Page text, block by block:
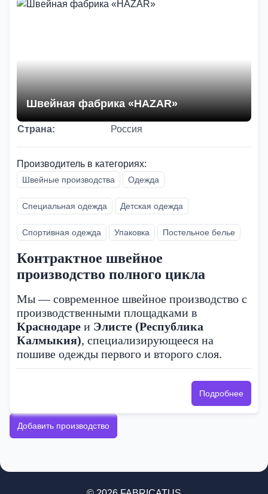
Швейная фабрика «HAZAR»
Страна: Россия
Производитель в категориях:
Швейные производства Одежда
Специальная одежда Детская одежда
Спортивная одежда Упаковка Постельное белье
Контрактное швейное
производство полного цикла
Мы — современное швейное производство с
производственными площадками в
Краснодаре и Элисте (Республика
Калмыкия), специализирующееся на
пошиве одежды первого и второго слоя.
Подробнее
Добавить производство